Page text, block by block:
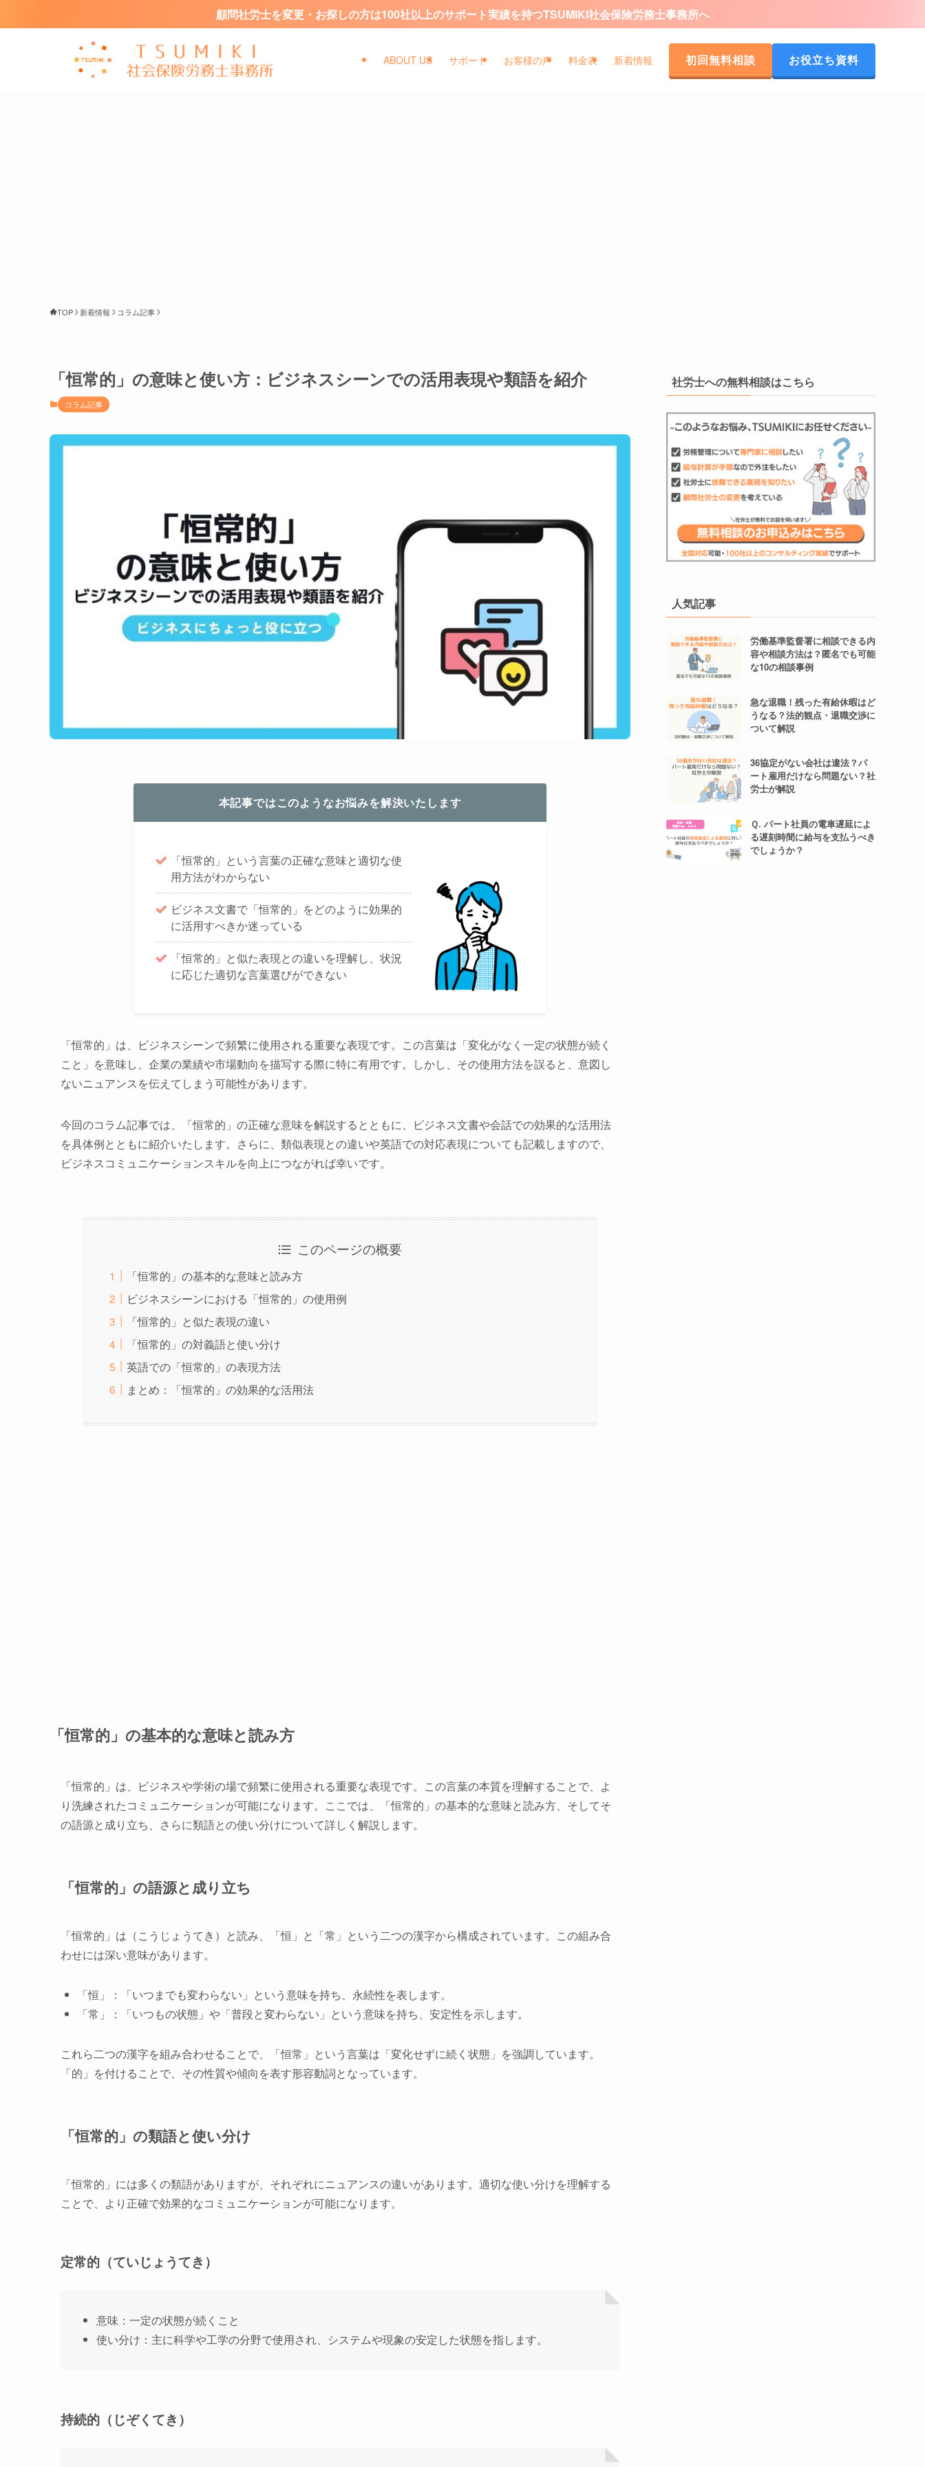
顧問社労士を変更・お探しの方は100社以上のサポート実績を持つTSUMIKI社会保険労務士事務所へ
ABOUT US サポート お客様の声 料金表 新着情報 初回無料相談 お役立ち資料
TOP 新着情報 コラム記事
「恒常的」の意味と使い方：ビジネスシーンでの活用表現や類語を紹介
コラム記事
本記事ではこのようなお悩みを解決いたします
「恒常的」という言葉の正確な意味と適切な使
用方法がわからない
ビジネス文書で「恒常的」をどのように効果的
に活用すべきか迷っている
「恒常的」と似た表現との違いを理解し、状況
に応じた適切な言葉選びができない
「恒常的」は、ビジネスシーンで頻繁に使用される重要な表現です。この言葉は「変化がなく一定の状態が続く
こと」を意味し、企業の業績や市場動向を描写する際に特に有用です。しかし、その使用方法を誤ると、意図し
ないニュアンスを伝えてしまう可能性があります。
今回のコラム記事では、「恒常的」の正確な意味を解説するとともに、ビジネス文書や会話での効果的な活用法
を具体例とともに紹介いたします。さらに、類似表現との違いや英語での対応表現についても記載しますので、
ビジネスコミュニケーションスキルを向上につながれば幸いです。
このページの概要
「恒常的」の基本的な意味と読み方
ビジネスシーンにおける「恒常的」の使用例
「恒常的」と似た表現の違い
「恒常的」の対義語と使い分け
英語での「恒常的」の表現方法
まとめ：「恒常的」の効果的な活用法
「恒常的」の基本的な意味と読み方
「恒常的」は、ビジネスや学術の場で頻繁に使用される重要な表現です。この言葉の本質を理解することで、よ
り洗練されたコミュニケーションが可能になります。ここでは、「恒常的」の基本的な意味と読み方、そしてそ
の語源と成り立ち、さらに類語との使い分けについて詳しく解説します。
「恒常的」の語源と成り立ち
「恒常的」は（こうじょうてき）と読み、「恒」と「常」という二つの漢字から構成されています。この組み合
わせには深い意味があります。
「恒」：「いつまでも変わらない」という意味を持ち、永続性を表します。
「常」：「いつもの状態」や「普段と変わらない」という意味を持ち、安定性を示します。
これら二つの漢字を組み合わせることで、「恒常」という言葉は「変化せずに続く状態」を強調しています。
「的」を付けることで、その性質や傾向を表す形容動詞となっています。
「恒常的」の類語と使い分け
「恒常的」には多くの類語がありますが、それぞれにニュアンスの違いがあります。適切な使い分けを理解する
ことで、より正確で効果的なコミュニケーションが可能になります。
定常的（ていじょうてき）
意味：一定の状態が続くこと
使い分け：主に科学や工学の分野で使用され、システムや現象の安定した状態を指します。
持続的（じぞくてき）
社労士への無料相談はこちら
人気記事
労働基準監督署に相談できる内
容や相談方法は？匿名でも可能
な10の相談事例
急な退職！残った有給休暇はど
うなる？法的観点・退職交渉に
ついて解説
36協定がない会社は違法？パ
ート雇用だけなら問題ない？社
労士が解説
Ｑ. パート社員の電車遅延によ
る遅刻時間に給与を支払うべき
でしょうか？